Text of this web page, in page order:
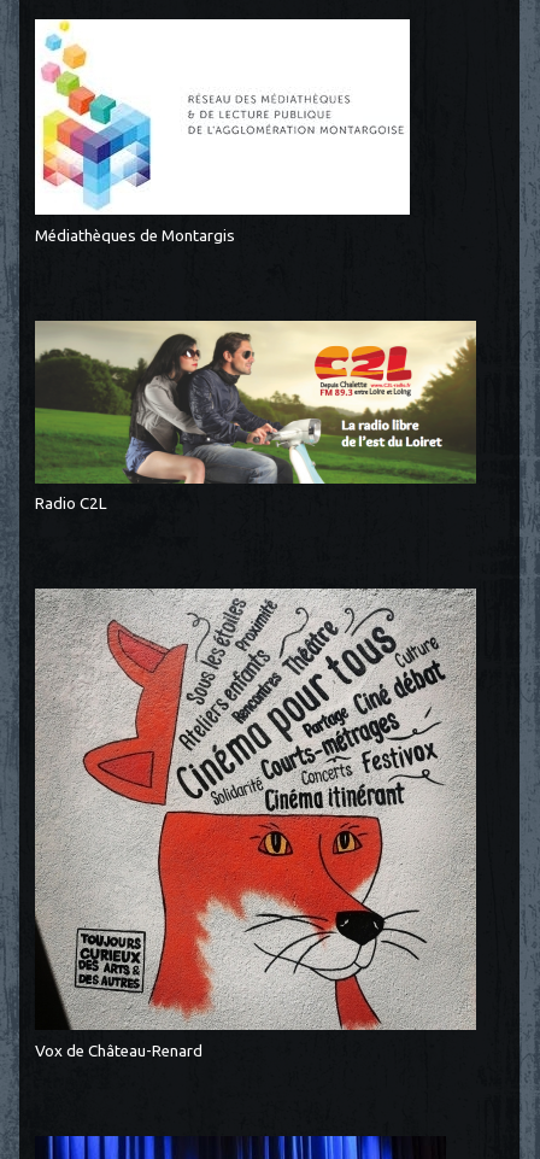
Médiathèques de Montargis
Radio C2L
Vox de Château-Renard